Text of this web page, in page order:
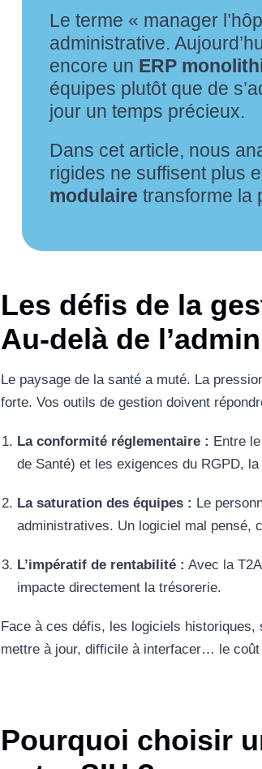
Le terme « manager
administrative.
encore un ERP
équipes plutôt que de
jour un temps précieux.
Dans cet article, nous
rigides ne suffisent plus
modulaire transforme la
Les défis de la
Au-delà de
Le paysage de la santé a muté. La
forte. Vos outils de gestion doivent
La conformité réglementaire : Entre le
de Santé) et les exigences du RGPD,
La saturation des équipes : Le
administratives. Un logiciel mal pensé,
L’impératif de rentabilité : Avec la
impacte directement la trésorerie.
Face à ces défis, les logiciels
mettre à jour, difficile à interfacer… le
Pourquoi choisir